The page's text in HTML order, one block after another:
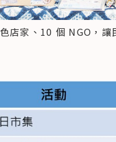
店家、10 個 NGO，